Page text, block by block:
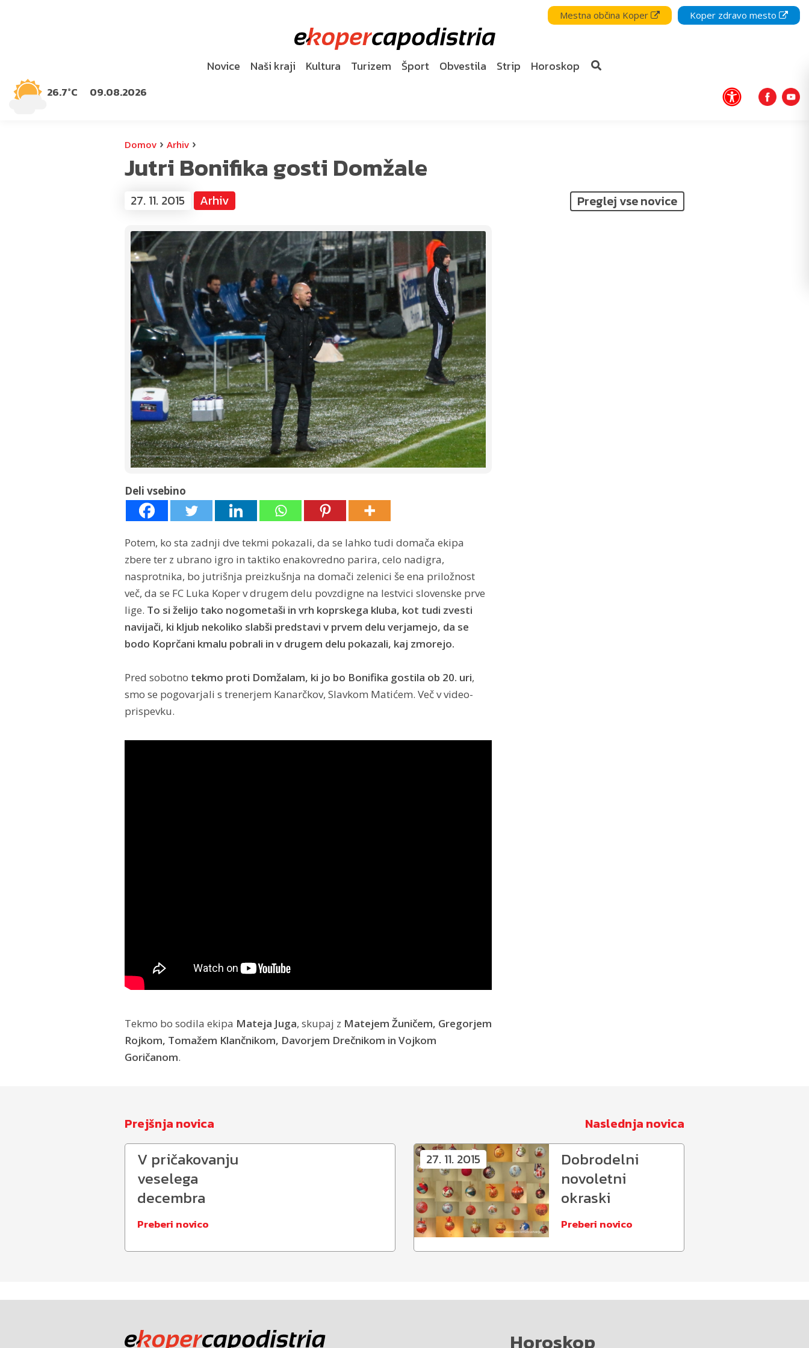
Mestna občina Koper Koper zdravo mesto
26.7°C 09.08.2026
Novice Naši kraji Kultura Turizem Šport Obvestila Strip Horoskop
Domov › Arhiv ›
Jutri Bonifika gosti Domžale
27. 11. 2015 Arhiv Preglej vse novice
Deli vsebino
Potem, ko sta zadnji dve tekmi pokazali, da se lahko tudi domača ekipa
zbere ter z ubrano igro in taktiko enakovredno parira, celo nadigra,
nasprotnika, bo jutrišnja preizkušnja na domači zelenici še ena priložnost
več, da se FC Luka Koper v drugem delu povzdigne na lestvici slovenske prve
lige. To si želijo tako nogometaši in vrh koprskega kluba, kot tudi zvesti
navijači, ki kljub nekoliko slabši predstavi v prvem delu verjamejo, da se
bodo Koprčani kmalu pobrali in v drugem delu pokazali, kaj zmorejo.
Pred sobotno tekmo proti Domžalam, ki jo bo Bonifika gostila ob 20. uri,
smo se pogovarjali s trenerjem Kanarčkov, Slavkom Matićem. Več v video-
prispevku.
Tekmo bo sodila ekipa Mateja Juga, skupaj z Matejem Žuničem, Gregorjem
Rojkom, Tomažem Klančnikom, Davorjem Drečnikom in Vojkom
Goričanom.
Prejšnja novica Naslednja novica
V pričakovanju
veselega
decembra
Preberi novico
27. 11. 2015
Dobrodelni
novoletni
okraski
Preberi novico
Horoskop